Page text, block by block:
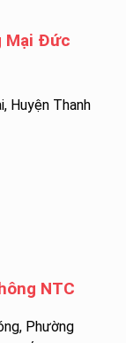
Mại Đức
Huyện Thanh
NTC
Phường